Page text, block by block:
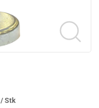
/ Stk